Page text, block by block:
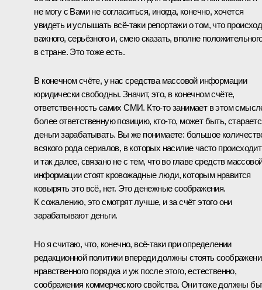
не могу с Вами не согласиться, иногда, конечно, хочется
увидеть и услышать всё‑таки репортажи о том, что
важного, серьёзного и, смею сказать, вполне
в стране. Это тоже есть.
В конечном счёте, у нас средства массовой информации
юридически свободны. Значит, это, в конечном счёте,
ответственность самих СМИ. Кто‑то занимает в этом
более ответственную позицию, кто‑то, может быть,
деньги зарабатывать. Вы же понимаете: большое
всякого рода сериалов, в которых насилие часто происходит
и так далее, связано не с тем, что во главе средств
информации стоят кровожадные люди, которым нравится
ковырять это всё, нет. Это денежные соображения.
К сожалению, это смотрят лучше, и за счёт этого они
зарабатывают деньги.
Но я считаю, что, конечно, всё‑таки при определении
редакционной политики впереди должны стоять
нравственного порядка и уж после этого, естественно,
соображения коммерческого свойства. Они тоже должны